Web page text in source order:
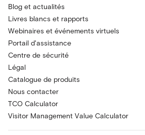
Blog et actualités
Livres blancs et rapports
Webinaires et événements virtuels
Portail d'assistance
Centre de sécurité
Légal
Catalogue de produits
Nous contacter
TCO Calculator
Visitor Management Value Calculator